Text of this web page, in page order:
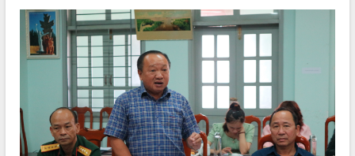
Lao động
UBND tỉnh Đắk Lắk triển khai nhiệm
vụ 6 tháng cuối năm 2026
Kỳ họp thứ Hai, Hội đồng nhân dân
tỉnh khóa XI quyết nghị nhiều nội dung
Bí thư Tỉnh ủy Lương Nguyễn Minh
Triết thăm, tặng quà người có công với
cách mạng
ALBUM ẢNH